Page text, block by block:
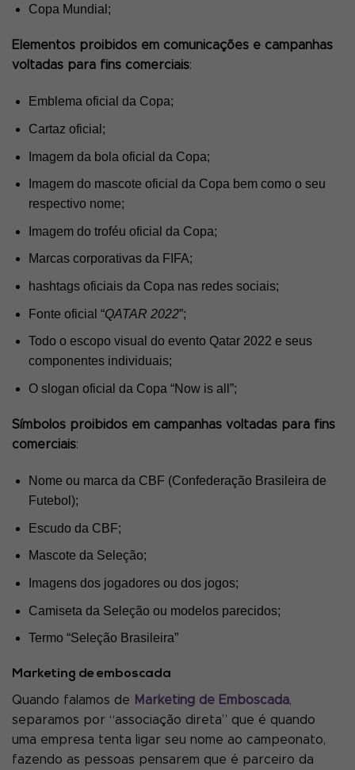
Copa Mundial;
Elementos proibidos em comunicações e campanhas
voltadas para fins comerciais:
Emblema oficial da Copa;
Cartaz oficial;
Imagem da bola oficial da Copa;
Imagem do mascote oficial da Copa bem como o seu
respectivo nome;
Imagem do troféu oficial da Copa;
Marcas corporativas da FIFA;
hashtags oficiais da Copa nas redes sociais;
Fonte oficial “QATAR 2022”;
Todo o escopo visual do evento Qatar 2022 e seus
componentes individuais;
O slogan oficial da Copa “Now is all”;
Símbolos proibidos em campanhas voltadas para fins
comerciais:
Nome ou marca da CBF (Confederação Brasileira de
Futebol);
Escudo da CBF;
Mascote da Seleção;
Imagens dos jogadores ou dos jogos;
Camiseta da Seleção ou modelos parecidos;
Termo “Seleção Brasileira”
Marketing de emboscada
Quando falamos de Marketing de Emboscada,
separamos por “associação direta” que é quando
uma empresa tenta ligar seu nome ao campeonato,
fazendo as pessoas pensarem que é parceiro da